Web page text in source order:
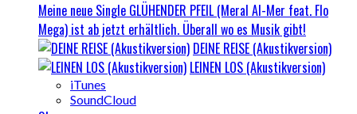
Meine neue Single GLÜHENDER PFEIL (Meral Al-Mer feat. Flo
Mega) ist ab jetzt erhältlich. Überall wo es Musik gibt!
DEINE REISE (Akustikversion)
LEINEN LOS (Akustikversion)
iTunes
SoundCloud